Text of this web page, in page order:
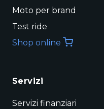
Moto per brand
Test ride
Shop online
Servizi
Servizi finanziari